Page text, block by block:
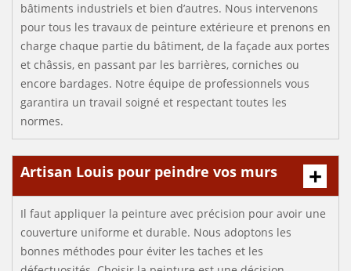
bâtiments industriels et bien d’autres. Nous intervenons
pour tous les travaux de peinture extérieure et prenons en
charge chaque partie du bâtiment, de la façade aux portes
et châssis, en passant par les barrières, corniches ou
encore bardages. Notre équipe de professionnels vous
garantira un travail soigné et respectant toutes les
normes.
Artisan Louis pour peindre vos murs
Il faut appliquer la peinture avec précision pour avoir une
couverture uniforme et durable. Nous adoptons les
bonnes méthodes pour éviter les taches et les